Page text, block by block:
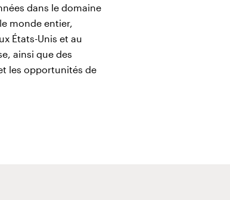
dans le domaine
monde entier,
États-Unis et au
ainsi que des
les opportunités de